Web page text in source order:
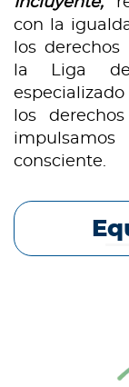
con la
los
la Liga
los
consciente.